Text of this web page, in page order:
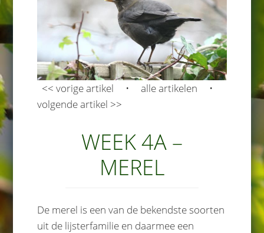
<< vorige artikel • alle artikelen •
volgende artikel >>
WEEK 4A –
MEREL
De merel is een van de bekendste soorten
uit de lijsterfamilie en daarmee een